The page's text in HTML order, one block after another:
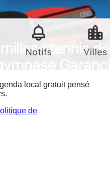
local gratuit pensé
de